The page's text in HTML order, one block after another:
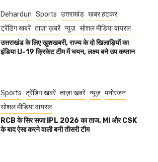
Dehardun Sports उत्तराखंड खबर हटकर
ट्रेंडिंग खबरें ताज़ा ख़बरें न्यूज़ सोशल मीडिया वायरल
उत्तराखंड के लिए खुशखबरी, राज्य के दो खिलाड़ियों का
इंडिया U-19 क्रिकेट टीम में चयन, लक्ष्य बने उप कप्तान
Sports ट्रेंडिंग खबरें ताज़ा ख़बरें न्यूज़ मनोरंजन
सोशल मीडिया वायरल
RCB के सिर सजा IPL 2026 का ताज, MI और CSK
के बाद ऐसा करने वाली बनी तीसरी टीम